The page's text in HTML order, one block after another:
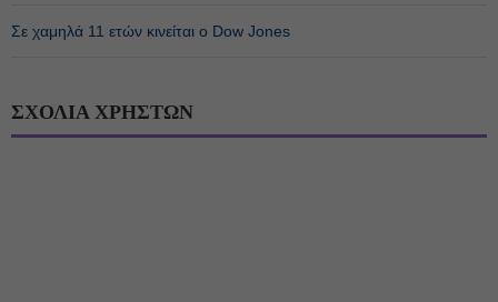
Σε χαμηλά 11 ετών κινείται ο Dow Jones
ΣΧΟΛΙΑ ΧΡΗΣΤΩΝ